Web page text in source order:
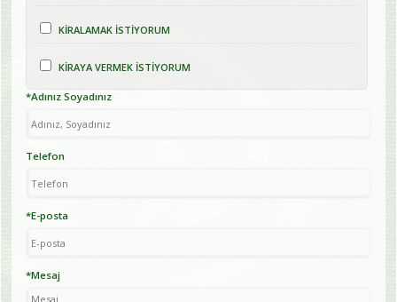
KİRALAMAK İSTİYORUM
KİRAYA VERMEK İSTİYORUM
*Adınız Soyadınız
Telefon
*E-posta
*Mesaj